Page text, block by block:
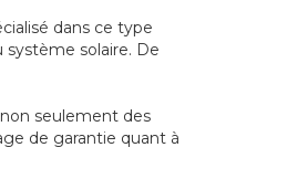
dans ce type
système solaire. De
seulement des
de garantie quant à